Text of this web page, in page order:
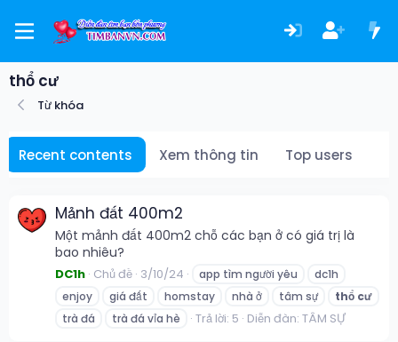
thổ cư
Từ khóa
Recent contents Xem thông tin Top users
Mảnh đất 400m2
Một mảnh đất 400m2 chỗ các bạn ở có giá trị là
bao nhiêu?
DC1h Chủ đề 3/10/24 app tìm người yêu
dc1h
enjoy
giá đất homstay nhà ở tâm sự thổ cư
trà đá
trà đá vỉa hè Trả lời: 5 Diễn đàn: TÂM SỰ